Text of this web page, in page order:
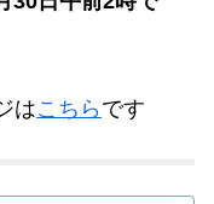
はこちら です